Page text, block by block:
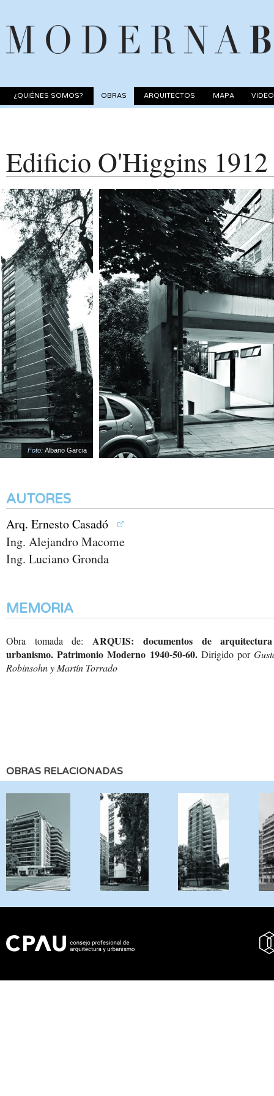
¿QUIÉNES SOMOS? OBRAS ARQUITECTOS MAPA
Edificio O'Higgins 1912
Foto:Albano Garcia
AUTORES
Arq. Ernesto Casadó
Ing. Alejandro Macome
Ing. Luciano Gronda
MEMORIA
Obra tomada de: ARQUIS: documentos de
urbanismo. Patrimonio Moderno 1940-50-60.Dirigido por
Robinsohn y Martín Torrado
OBRAS RELACIONADAS